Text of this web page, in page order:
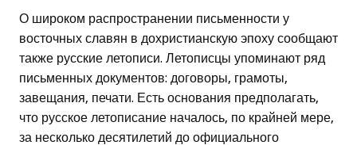
О широком распространении письменности у
восточных славян в дохристианскую эпоху сообщают
также русские летописи. Летописцы упоминают ряд
письменных документов: договоры, грамоты,
завещания, печати. Есть основания предполагать,
что русское летописание началось, по крайней мере,
за несколько десятилетий до официального